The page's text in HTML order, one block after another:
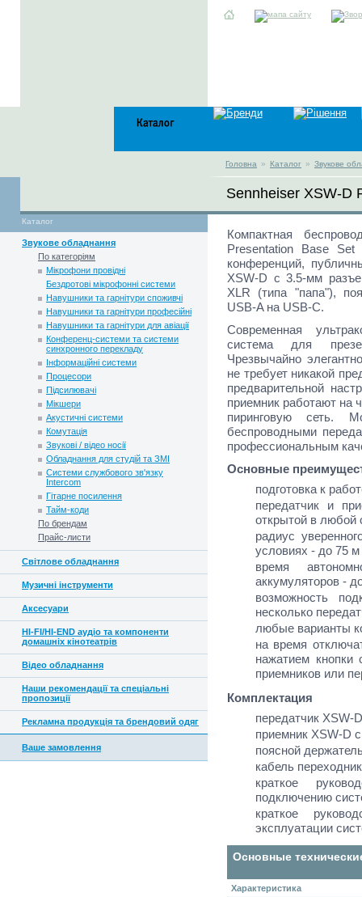
Головна » Каталог » Звукове
Sennheiser XSW-D
Каталог
Звукове обладнання
По категоріям
Мікрофони провідні
Бездротові мікрофонні системи
Навушники та гарнітури споживчі
Навушники та гарнітури професійні
Навушники та гарнітури для авіації
Конференц-системи та системи
синхронного перекладу
Інформаційні системи
Процесори
Підсилювачі
Мікшери
Акустичні системи
Комутація
Звукові / відео носії
Обладнання для студій та ЗМІ
Системи службового зв'язку
Intercom
Гітарне посилення
Тайм-коди
По брендам
Прайс-листи
Світлове обладнання
Музичні інструменти
Аксесуари
HI-FI/HI-END аудіо та компоненти
домашніх кінотеатрів
Відео обладнання
Наши рекомендації та спеціальні
пропозиції
Рекламна продукція та брендовий одяг
Ваше замовлення
Компактная
Presentation Base Set
конференций,
XSW-D с 3.5-мм
XLR (типа "папа"),
USB-A на USB-C.
Современная
система для
Чрезвычайно
не требует никакой
предварительной
приемник работают на
пиринговую сеть.
беспроводными
профессиональным
Основные
подготовка к
передатчик и
открытой в любой
радиус
условиях - до 75
время
аккумуляторов -
возможность
несколько
любые варианты
на время
нажатием
приемников или
Комплектация
передатчик XSW-
приемник XSW-D
поясной
кабель
краткое
подключению
краткое
эксплуатации
Основные
Характеристика